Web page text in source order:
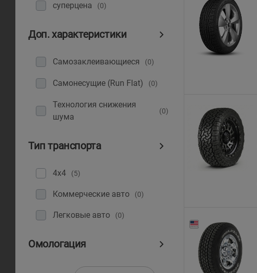
суперцена (0)
Доп. характеристики
Самозаклеивающиеся (0)
Самонесущие (Run Flat) (0)
Технология снижения
шума
(0)
Тип транспорта
4x4 (5)
Коммерческие авто (0)
Легковые авто (0)
Омологация